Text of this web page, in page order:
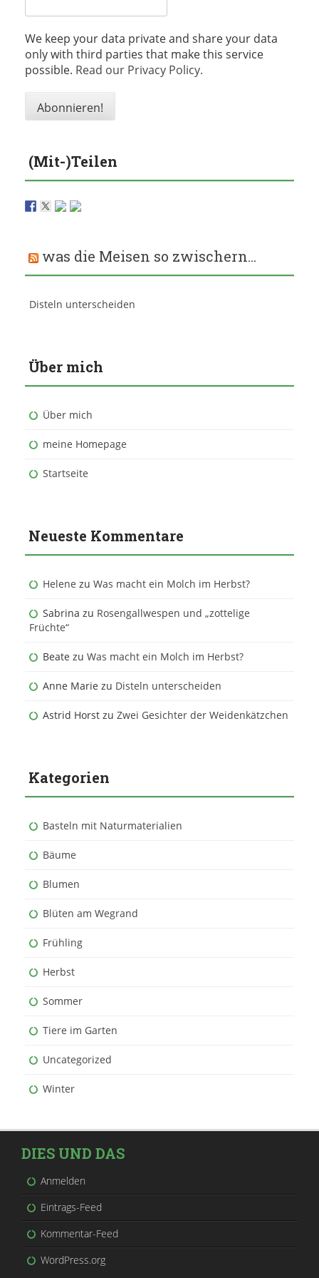
We keep your data private and share your data
only with third parties that make this service
possible. Read our Privacy Policy.
(Mit-)Teilen
was die Meisen so zwischern…
Disteln unterscheiden
Über mich
Über mich
meine Homepage
Startseite
Neueste Kommentare
Helene zu Was macht ein Molch im Herbst?
Sabrina zu Rosengallwespen und „zottelige
Früchte“
Beate zu Was macht ein Molch im Herbst?
Anne Marie zu Disteln unterscheiden
Astrid Horst zu Zwei Gesichter der Weidenkätzchen
Kategorien
Basteln mit Naturmaterialien
Bäume
Blumen
Blüten am Wegrand
Frühling
Herbst
Sommer
Tiere im Garten
Uncategorized
Winter
DIES UND DAS
Anmelden
Eintrags-Feed
Kommentar-Feed
WordPress.org